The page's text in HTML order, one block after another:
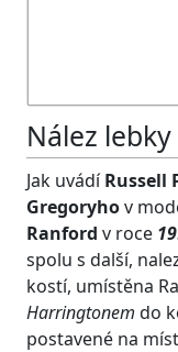
Nález lebky
Jak uvádíRussell
Gregoryhov
Ranford v roce
spolu s další,
kostí, umístěna
Harringtonem do
postavené na